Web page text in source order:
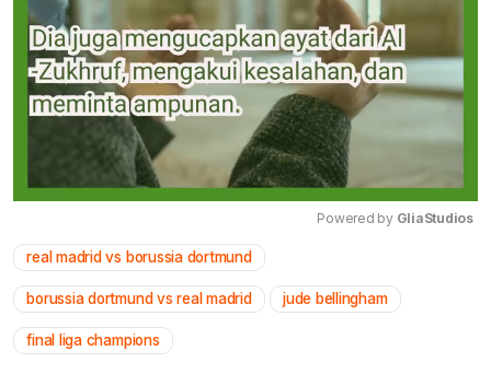
Powered by GliaStudios
real madrid vs borussia dortmund
borussia dortmund vs real madrid jude bellingham
final liga champions